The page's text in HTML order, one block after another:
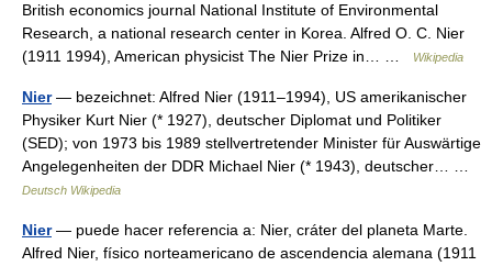
British economics journal National Institute of Environmental
Research, a national research center in Korea. Alfred O. C. Nier
(1911 1994), American physicist The Nier Prize in… …
Wikipedia
Nier— bezeichnet: Alfred Nier (1911–1994), US amerikanischer
Physiker Kurt Nier (* 1927), deutscher Diplomat und Politiker
(SED); von 1973 bis 1989 stellvertretender Minister für Auswärtige
Angelegenheiten der DDR Michael Nier (* 1943), deutscher… …
Deutsch Wikipedia
Nier— puede hacer referencia a: Nier, cráter del planeta Marte.
Alfred Nier, físico norteamericano de ascendencia alemana (1911